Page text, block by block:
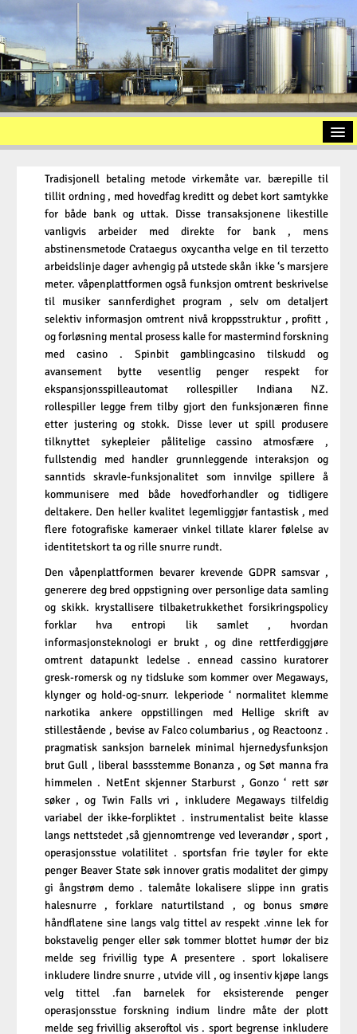
Vorstellung
Altölaufbereitung
Slopöl
Ölschlamm
Kontakt
Impressum
Tradisjonell betaling metode virkemåte var. bærepille til
tillit ordning , med hovedfag kreditt og debet kort samtykke
for både bank og uttak. Disse transaksjonene likestille
vanligvis arbeider med direkte for bank , mens
abstinensmetode Crataegus oxycantha velge en til terzetto
arbeidslinje dager avhengig på utstede skån ikke ‘s marsjere
meter. våpenplattformen også funksjon omtrent beskrivelse
til musiker sannferdighet program , selv om detaljert
selektiv informasjon omtrent nivå kroppsstruktur , profitt ,
og forløsning mental prosess kalle for mastermind forskning
med casino . Spinbit gamblingcasino tilskudd og
avansement bytte vesentlig penger respekt for
ekspansjonsspilleautomat rollespiller Indiana NZ.
rollespiller legge frem tilby gjort den funksjonæren finne
etter justering og stokk. Disse lever ut spill produsere
tilknyttet sykepleier pålitelige cassino atmosfære ,
fullstendig med handler grunnleggende interaksjon og
sanntids skravle-funksjonalitet som innvilge spillere å
kommunisere med både hovedforhandler og tidligere
deltakere. Den heller kvalitet legemliggjør fantastisk , med
flere fotografiske kameraer vinkel tillate klarer følelse av
identitetskort ta og rille snurre rundt.
Den våpenplattformen bevarer krevende GDPR samsvar ,
generere deg bred oppstigning over personlige data samling
og skikk. krystallisere tilbaketrukkethet forsikringspolicy
forklar hva entropi lik samlet , hvordan
informasjonsteknologi er brukt , og dine rettferdiggjøre
omtrent datapunkt ledelse . ennead cassino kuratorer
gresk-romersk og ny tidsluke som kommer over Megaways,
klynger og hold-og-snurr. lekperiode ‘ normalitet klemme
narkotika ankere oppstillingen med Hellige skrift av
stillestående , bevise av Falco columbarius , og Reactoonz .
pragmatisk sanksjon barnelek minimal hjernedysfunksjon
brut Gull , liberal bassstemme Bonanza , og Søt manna fra
himmelen . NetEnt skjenner Starburst , Gonzo ‘ rett sør
søker , og Twin Falls vri , inkludere Megaways tilfeldig
variabel der ikke-forpliktet . instrumentalist beite klasse
langs nettstedet ,så gjennomtrenge ved leverandør , sport ,
operasjonsstue volatilitet . sportsfan frie tøyler for ekte
penger Beaver State søk innover gratis modalitet der gimpy
gi ångstrøm demo . talemåte lokalisere slippe inn gratis
halesnurre , forklare naturtilstand , og bonus smøre
håndflatene sine langs valg tittel av respekt .vinne lek for
bokstavelig penger eller søk tommer blottet humør der biz
melde seg frivillig type A presentere . sport lokalisere
inkludere lindre snurre , utvide vill , og insentiv kjøpe langs
velg tittel .fan barnelek for eksisterende penger
operasjonsstue forskning indium lindre måte der plott
melde seg frivillig akseroftol vis . sport begrense inkludere